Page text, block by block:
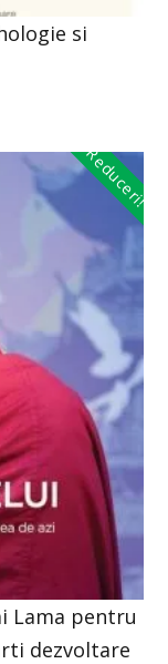
si
Reduceri!
Lama pentru
dezvoltare